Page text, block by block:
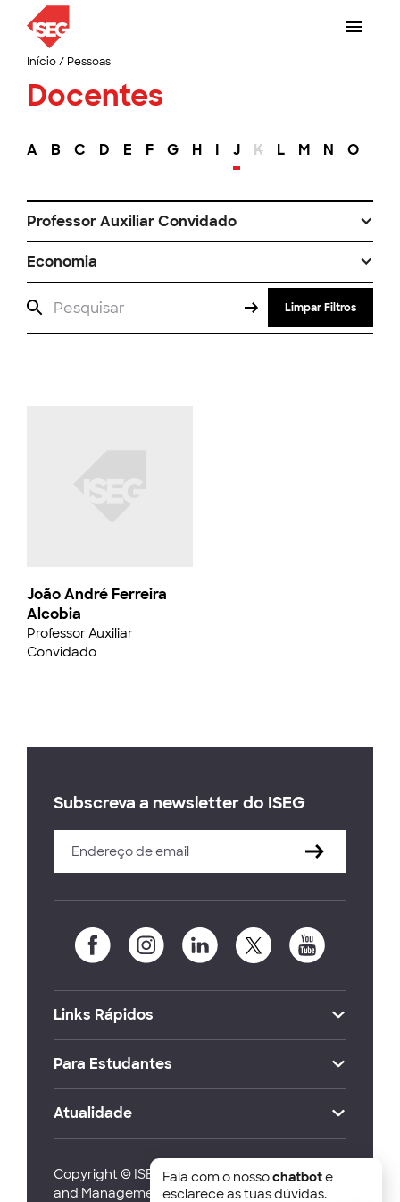
Início/ Pessoas
Docentes
A B C D E F G H I J K L M N O
Professor Auxiliar Convidado
Economia
Limpar Filtros
João André Ferreira
Alcobia
Professor Auxiliar
Convidado
Subscreva a newsletter do ISEG
Links Rápidos
Para Estudantes
Atualidade
Copyright © ISEG Lisbon School of Economics
and Management 2026
Fala com o nossochatbote
esclarece as tuas dúvidas.